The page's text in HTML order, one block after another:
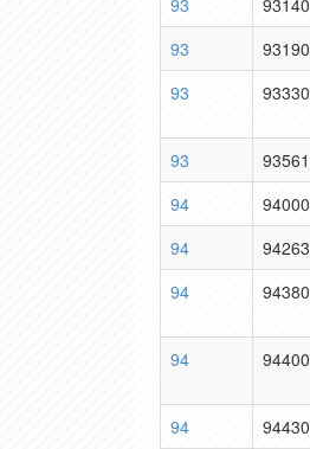
93
93190
93
93330
93 93561
94
94000
94
94263
94
94380
94 94400
94 94430